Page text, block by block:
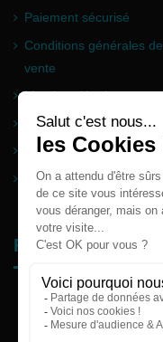
Paiement sécurisé
Conditions générales de
vente
Mentions légales
Questions fréquentes
Partenaires
Plan du site
Follow us